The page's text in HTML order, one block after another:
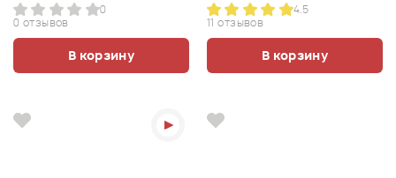
0
0 отзывов
В корзину
4.5
11 отзывов
В корзину